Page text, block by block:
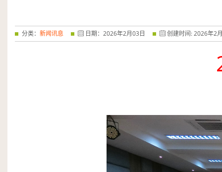
分类： 新闻讯息 日期： 2026年2月03日 创建时间:2026年2